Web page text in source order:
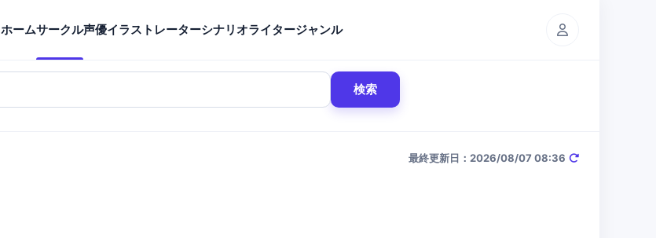
ホームサークル声優イラストレーターシナリオライタージャンル
検索
最終更新日：2026/08/07 08:36